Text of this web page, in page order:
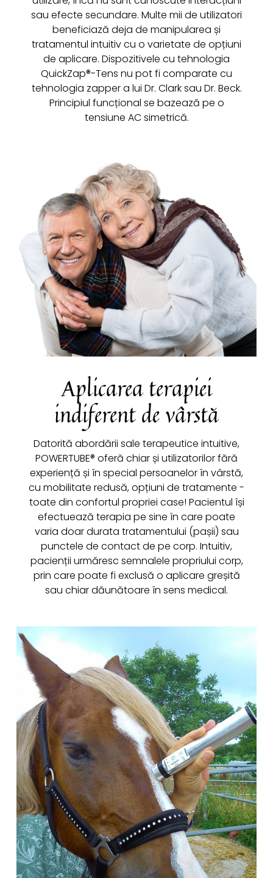
sau efecte secundare. Multe mii de utilizatori
beneficiază deja de manipularea și
tratamentul intuitiv cu o varietate de opțiuni
de aplicare. Dispozitivele cu tehnologia
QuickZap®-Tens nu pot fi comparate cu
tehnologia zapper a lui Dr. Clark sau Dr. Beck.
Principiul funcțional se bazează pe o
tensiune AC simetrică.
Aplicarea terapiei
indiferent de vârstă
Datorită abordării sale terapeutice intuitive,
POWERTUBE® oferă chiar și utilizatorilor fără
experiență și în special persoanelor în vârstă,
cu mobilitate redusă, opțiuni de tratamente -
toate din confortul propriei case! Pacientul își
efectuează terapia pe sine în care poate
varia doar durata tratamentului (pașii) sau
punctele de contact de pe corp. Intuitiv,
pacienții urmăresc semnalele propriului corp,
prin care poate fi exclusă o aplicare greșită
sau chiar dăunătoare în sens medical.